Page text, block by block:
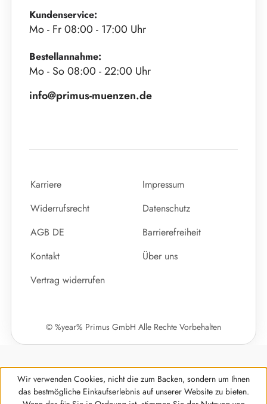
Kundenservice:
Mo - Fr 08:00 - 17:00 Uhr
Bestellannahme:
Mo - So 08:00 - 22:00 Uhr
info@primus-muenzen.de
Karriere
Impressum
Widerrufsrecht
Datenschutz
AGB DE
Barrierefreiheit
Kontakt
Über uns
Vertrag widerrufen
© %year% Primus GmbH Alle Rechte Vorbehalten
Wir verwenden Cookies, nicht die zum Backen, sondern um Ihnen
das bestmögliche Einkaufserlebnis auf unserer Website zu bieten.